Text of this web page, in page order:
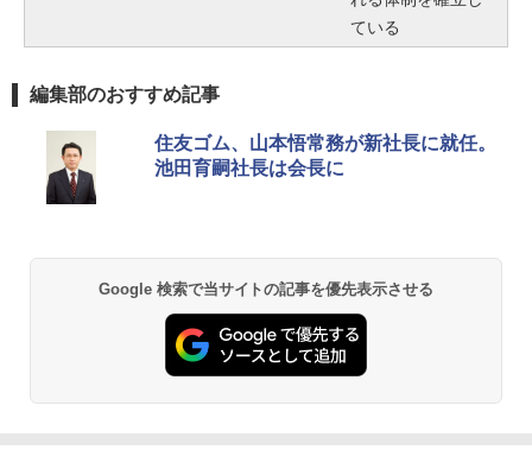
ている
編集部のおすすめ記事
住友ゴム、山本悟常務が新社長に就任。
池田育嗣社長は会長に
Google 検索で当サイトの記事を優先表示させる